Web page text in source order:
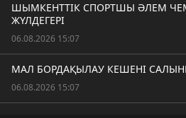
ШЫМКЕНТТІК СПОРТШЫ ӘЛЕМ
ЖҮЛДЕГЕРІ
06.08.2026 15:07
МАЛ БОРДАҚЫЛАУ КЕШЕНІ
06.08.2026 15:07